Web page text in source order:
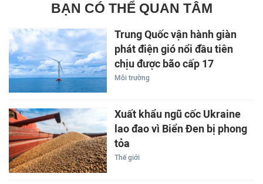
BẠN CÓ THỂ QUAN TÂM
Trung Quốc vận hành giàn
phát điện gió nổi đầu tiên
chịu được bão cấp 17
Môi trường
Xuất khẩu ngũ cốc Ukraine
lao đao vì Biển Đen bị phong
tỏa
Thế giới